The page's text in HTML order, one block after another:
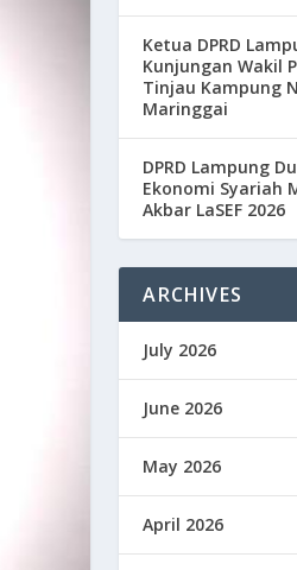
Ketua DPRD
Kunjungan Wakil
Tinjau Kampung
Maringgai
DPRD Lampung
Ekonomi Syariah
Akbar LaSEF 2026
ARCHIVES
July 2026
June 2026
May 2026
April 2026